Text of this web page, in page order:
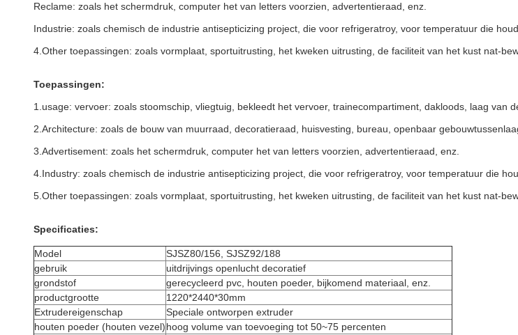
Reclame: zoals het schermdruk, computer het van letters voorzien, advertentieraad, enz.
Industrie: zoals chemisch de industrie antisepticizing project, die voor refrigeratroy, voor temperatuur die
4.Other toepassingen: zoals vormplaat, sportuitrusting, het kweken uitrusting, de faciliteit van het kust nat-
Toepassingen:
1.usage: vervoer: zoals stoomschip, vliegtuig, bekleedt het vervoer, trainecompartiment, dakloods, laag van
2.Architecture: zoals de bouw van muurraad, decoratieraad, huisvesting, bureau, openbaar
3.Advertisement: zoals het schermdruk, computer het van letters voorzien, advertentieraad, enz.
4.Industry: zoals chemisch de industrie antisepticizing project, die voor refrigeratroy, voor temperatuur die
5.Other toepassingen: zoals vormplaat, sportuitrusting, het kweken uitrusting, de faciliteit van het kust nat-
Specificaties:
Model
SJSZ80/156, SJSZ92/188
gebruik
uitdrijvings openlucht decoratief
grondstof
gerecycleerd pvc, houten poeder, bijkomend materiaal, enz.
productgrootte
1220*2440*30mm
Extrudereigenschap
Speciale ontworpen extruder
houten poeder (houten vezel)hoog volume van toevoeging tot 50~75 percenten